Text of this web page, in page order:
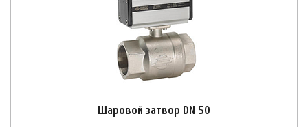
Шаровой затвор DN 50